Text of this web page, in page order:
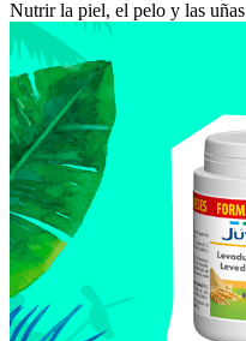
Nutrir la piel, el pelo y las uñas